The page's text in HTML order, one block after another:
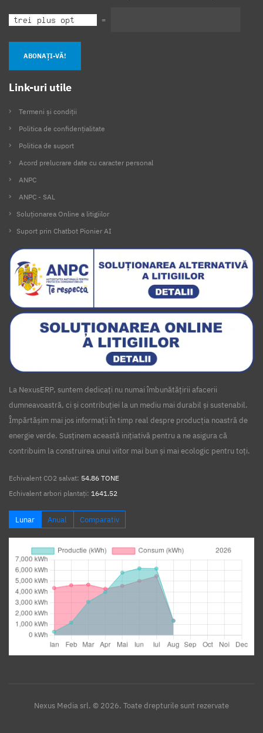
=
ABONAȚI-VĂ!
Link-uri utile
Termeni și condiții
Politica de confidențialitate
Politica de suport
Acord prelucrare date cu caracter personal
ANPC
ANPC - SAL
Soluționarea Online a litigiilor
Suport prin Chatbot Pionier AI
La NexusERP, suntem dedicați nu numai îmbunătățirii afacerii
dumneavoastră, ci și contribuției la un mediu mai durabil și sustenabil.
Împărtășim mai jos informații în timp real despre producția noastră de
energie verde. Susținem această inițiativă pentru a ne asigura că
contribuim la construirea unui viitor mai bun și mai ecologic pentru toți.
Echivalent CO2 salvat: 54.86 TONE
Echivalent arbori plantați: 1641.52
Lunar Anual Comparativ
Nexus Media srl. © 2026. Toate drepturile sunt rezervate